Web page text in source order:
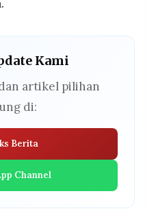
Kami
artikel pilihan
di:
Berita
Channel